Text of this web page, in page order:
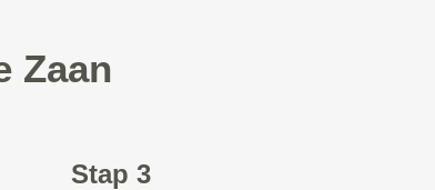
Zaan
Stap 3